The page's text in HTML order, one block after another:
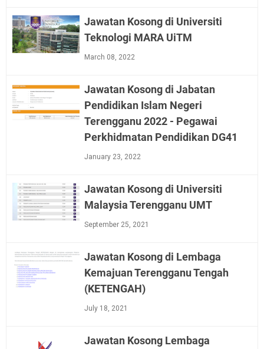
Jawatan Kosong di Universiti
Teknologi MARA UiTM
March 08, 2022
Jawatan Kosong di Jabatan
Pendidikan Islam Negeri
Terengganu 2022 - Pegawai
Perkhidmatan Pendidikan DG41
January 23, 2022
Jawatan Kosong di Universiti
Malaysia Terengganu UMT
September 25, 2021
Jawatan Kosong di Lembaga
Kemajuan Terengganu Tengah
(KETENGAH)
July 18, 2021
Jawatan Kosong Lembaga